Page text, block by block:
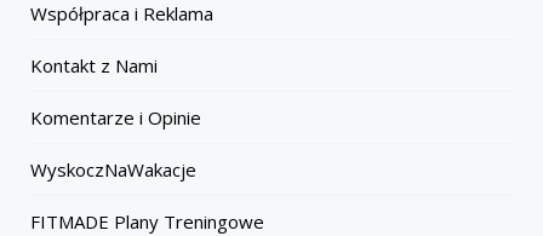
Współpraca i Reklama
Kontakt z Nami
Komentarze i Opinie
WyskoczNaWakacje
FITMADE Plany Treningowe